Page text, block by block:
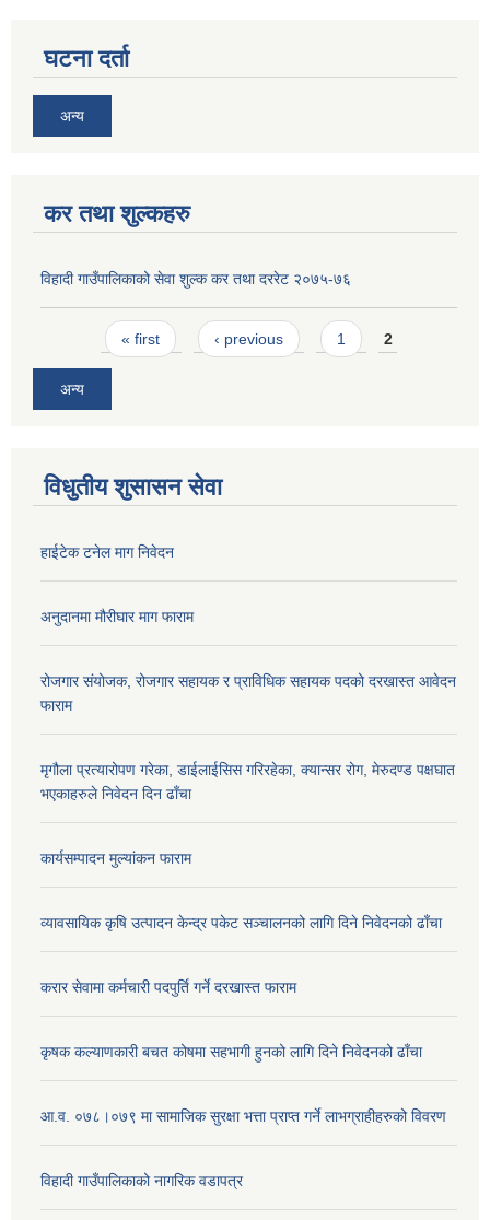
घटना दर्ता
अन्य
कर तथा शुल्कहरु
विहादी गाउँपालिकाको सेवा शुल्क कर तथा दररेट २०७५-७६
Pages« first ‹ previous 1 2
अन्य
विधुतीय शुसासन सेवा
हाईटेक टनेल माग निवेदन
अनुदानमा मौरीघार माग फाराम
रोजगार संयोजक, रोजगार सहायक र प्राविधिक सहायक पदको दरखास्त आवेदन
फाराम
मृगौला प्रत्यारोपण गरेका, डाईलाईसिस गरिरहेका, क्यान्सर रोग, मेरुदण्ड पक्षघात
भएकाहरुले निवेदन दिन ढाँचा
कार्यसम्पादन मुल्यांकन फाराम
व्यावसायिक कृषि उत्पादन केन्द्र पकेट सञ्चालनको लागि दिने निवेदनको ढाँचा
करार सेवामा कर्मचारी पदपुर्ति गर्ने दरखास्त फाराम
कृषक कल्याणकारी बचत कोषमा सहभागी हुनको लागि दिने निवेदनको ढाँचा
आ.व. ०७८।०७९ मा सामाजिक सुरक्षा भत्ता प्राप्त गर्ने लाभग्राहीहरुको विवरण
विहादी गाउँपालिकाको नागरिक वडापत्र